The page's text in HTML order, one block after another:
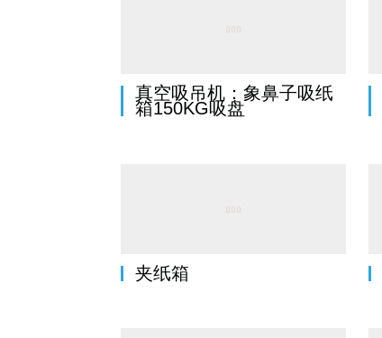
真空吸吊机：象鼻子吸纸
箱150KG吸盘
夹纸箱